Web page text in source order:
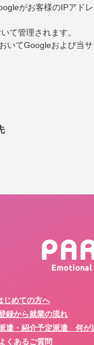
がお客様のIPアド
て管理されます。
てGoogleおよび当
じめての方へ
録から就業の流れ
遣・紹介予定派遣 何が
くあるご質問